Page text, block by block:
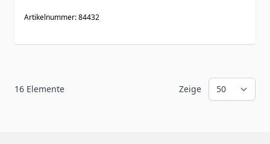
Artikelnummer: 84432
16 Elemente Zeige